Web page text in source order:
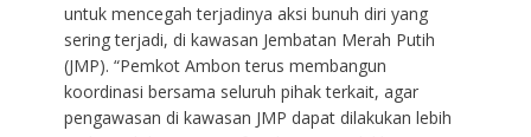
untuk mencegah terjadinya aksi bunuh diri yang
sering terjadi, di kawasan Jembatan Merah Putih
(JMP). “Pemkot Ambon terus membangun
koordinasi bersama seluruh pihak terkait, agar
pengawasan di kawasan JMP dapat dilakukan lebih